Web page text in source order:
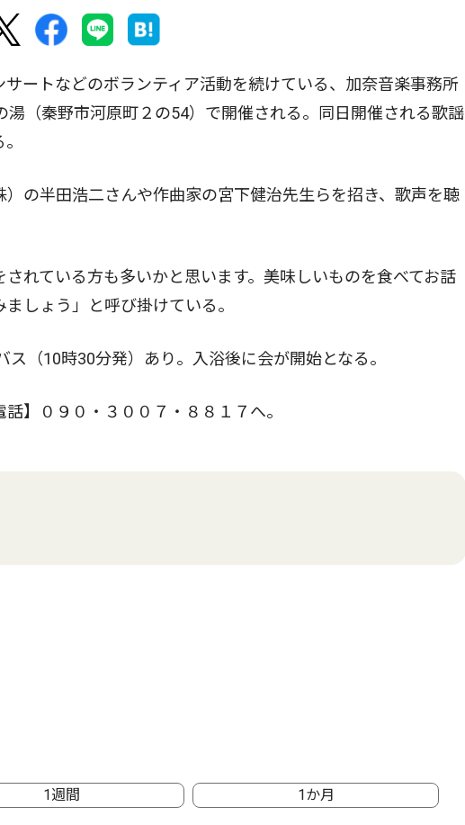
ートなどのボランティア活動を続けている、加奈音楽事務所
（秦野市河原町２の54）で開催される。同日開催される歌謡
の半田浩二さんや作曲家の宮下健治先生らを招き、歌声を聴
れている方も多いかと思います。美味しいものを食べてお話
しょう」と呼び掛けている。
（10時30分発）あり。入浴後に会が開始となる。
】０９０・３００７・８８１７へ。
1週間 1か月